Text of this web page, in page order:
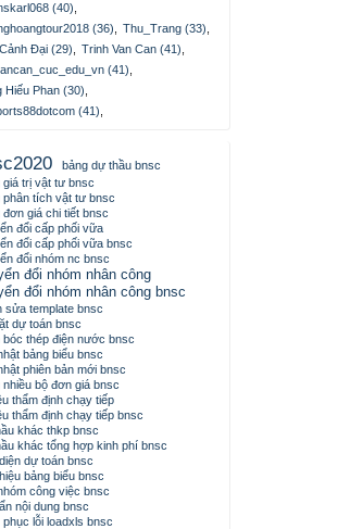
(40)
(36)
Thu_Trang (33)
Đại (29)
Trinh Van Can (41)
(41)
Hiếu Phan (30)
(41)
bảng dự thầu bnsc
giá trị vật tư bnsc
phân tích vật tư bnsc
đơn giá chi tiết bnsc
đổi cấp phối vữa
đổi cấp phối vữa bnsc
đổi nhóm nc bnsc
đổi nhóm nhân công
đổi nhóm nhân công bnsc
sửa template bnsc
dự toán bnsc
bóc thép điện nước bnsc
bảng biểu bnsc
phiên bản mới bnsc
nhiều bộ đơn giá bnsc
thẩm định chạy tiếp
thẩm định chạy tiếp bnsc
khác thkp bnsc
khác tổng hợp kinh phí bnsc
dự toán bnsc
bảng biểu bnsc
công việc bnsc
nội dung bnsc
phục lỗi loadxls bnsc